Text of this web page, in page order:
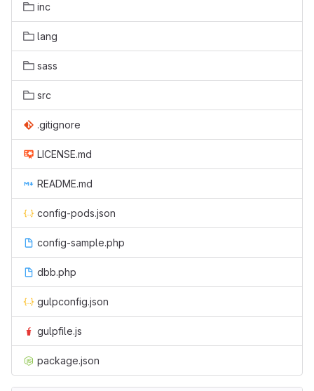
inc
lang
sass
src
.gitignore
LICENSE.md
README.md
config-pods.json
config-sample.php
dbb.php
gulpconfig.json
gulpfile.js
package.json